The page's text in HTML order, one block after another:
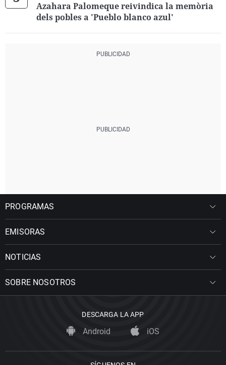
Azahara Palomeque reivindica la memòria
dels pobles a 'Pueblo blanco azul'
PROGRAMAS
EMISORAS
NOTICIAS
SOBRE NOSOTROS
DESCARGA LA APP
Android iOS